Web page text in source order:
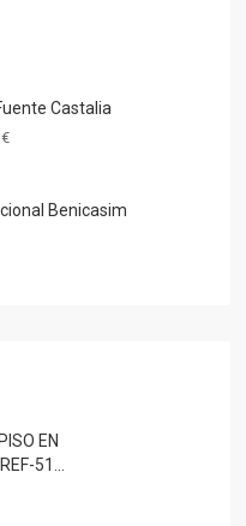
Castalia
Benicasim
EN
51...